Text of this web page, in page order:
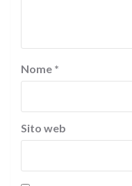
Nome *
Sito web